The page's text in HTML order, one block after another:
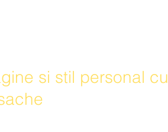
si stil personal cu